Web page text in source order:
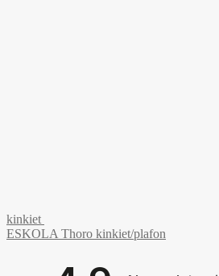
kinkiet
ESKOLA Thoro kinkiet/plafon